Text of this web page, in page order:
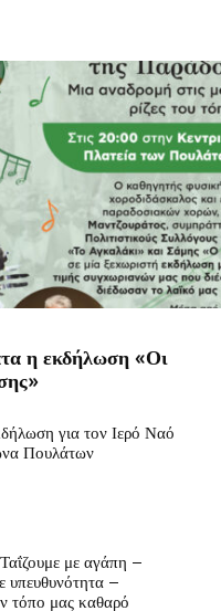
η εκδήλωση «Οι
για τον Ιερό Ναό
Πουλάτων
με αγάπη –
υπευθυνότητα –
τόπο μας καθαρό